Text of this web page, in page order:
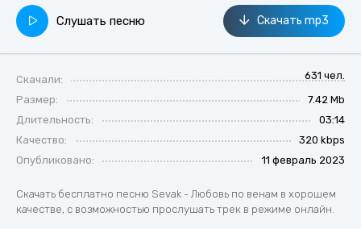
Слушать песню Скачать mp3
Скачали:
631 чел.
Размер:
7.42 Mb
Длительность:
03:14
Качество:
320 kbps
Опубликовано:
11 февраль 2023
Скачать бесплатно песню Sevak - Любовь по венам в хорошем
качестве, с возможностью прослушать трек в режиме онлайн.